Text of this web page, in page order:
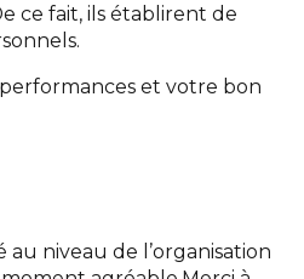
ce fait, ils établirent de
et votre bon
niveau de l’organisation